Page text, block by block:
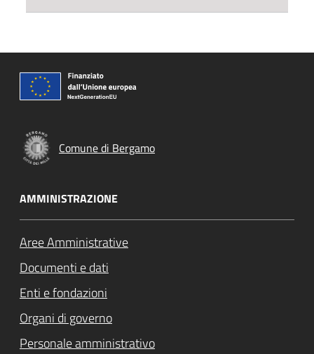
Comune di Bergamo
AMMINISTRAZIONE
Aree Amministrative
Documenti e dati
Enti e fondazioni
Organi di governo
Personale amministrativo